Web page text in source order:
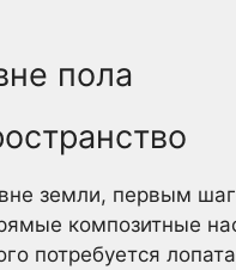
пола
земли, первым
композитные
потребуется